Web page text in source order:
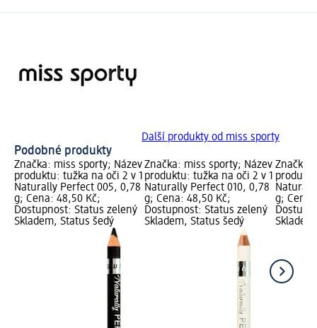
Další produkty od miss sporty
Podobné produkty
Značka: miss sporty; Název
produktu: tužka na oči 2 v 1
Naturally Perfect 005, 0,78
g; Cena: 48,50 Kč;
Dostupnost: Status zelený
Skladem, Status šedý
Značka: miss sporty; Název
produktu: tužka na oči 2 v 1
Naturally Perfect 010, 0,78
g; Cena: 48,50 Kč;
Dostupnost: Status zelený
Skladem, Status šedý
Značka:
g;